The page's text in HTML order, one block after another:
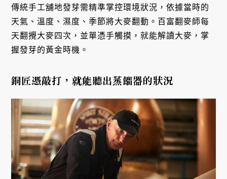
傳統手工舖地發芽需精準掌控環境狀況，依據當時的
天氣、溫度、濕度、季節將大麥翻動。百富翻麥師每
天翻攪大麥四次，並單憑手觸摸，就能解讀大麥，掌
握發芽的黃金時機。
銅匠憑敲打，就能聽出蒸餾器的狀況